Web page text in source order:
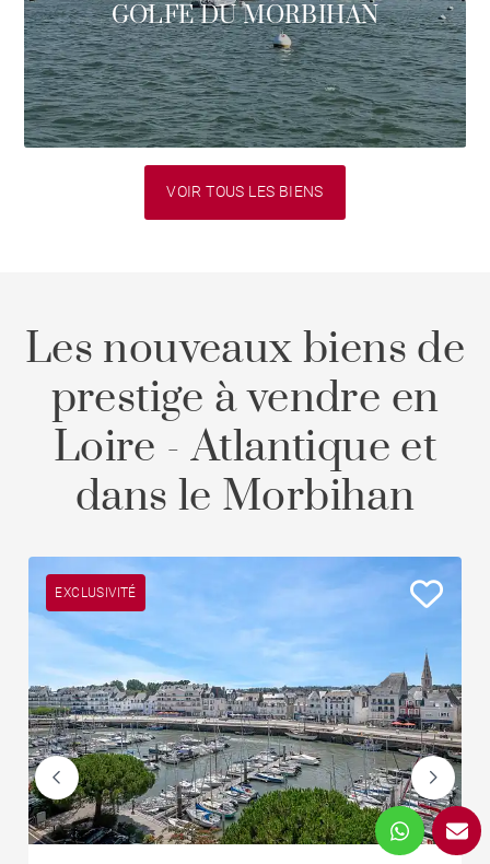
GOLFE DU MORBIHAN
VOIR TOUS LES BIENS
Les nouveaux biens de
prestige à vendre en
Loire - Atlantique et
dans le Morbihan
EXCLUSIVITÉ